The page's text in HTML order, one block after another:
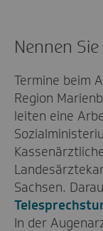
Nennen
Termine beim
Region
leiten eine
Sachsen.
In der